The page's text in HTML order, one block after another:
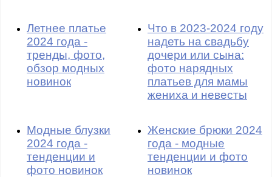
Летнее платье
2024 года -
тренды, фото,
обзор модных
новинок
Что в 2023-2024 году
надеть на свадьбу
дочери или сына:
фото нарядных
платьев для мамы
жениха и невесты
Модные блузки
2024 года -
тенденции и
фото новинок
Женские брюки 2024
года - модные
тенденции и фото
новинок